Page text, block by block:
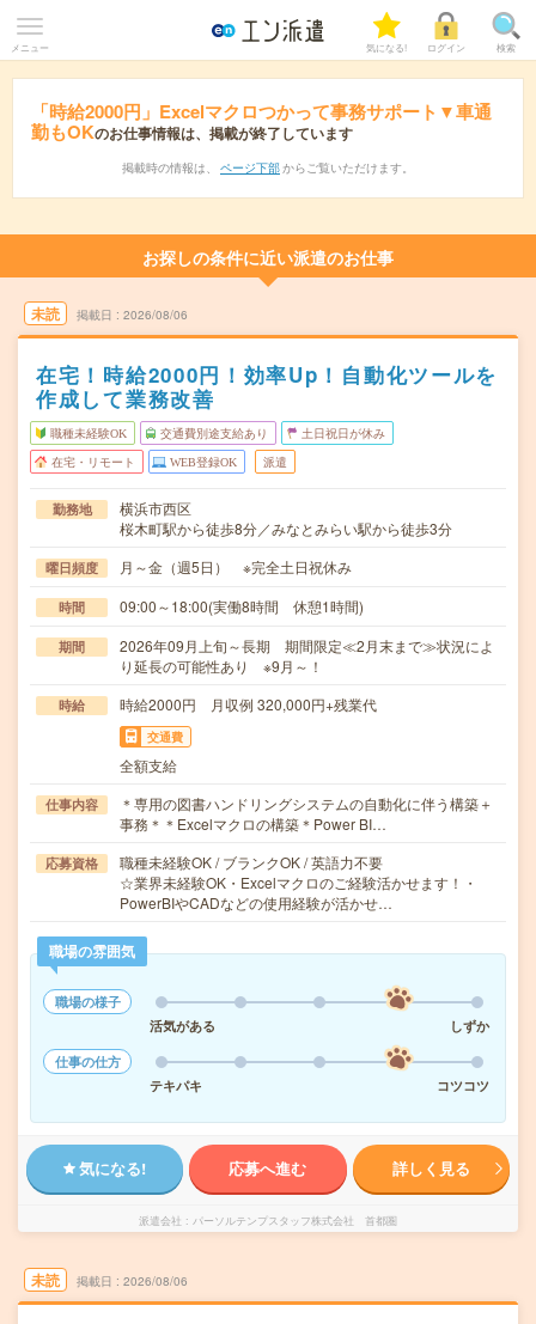
メニュー 気になる! ログイン 検索
「時給2000円」Excelマクロつかって事務サポート▼車通
勤もOKのお仕事情報は、掲載が終了しています
掲載時の情報は、 ページ下部 からご覧いただけます。
お探しの条件に近い派遣のお仕事
未読 掲載日 2026/08/06
在宅！時給2000円！効率Up！自動化ツールを
作成して業務改善
職種未経験OK 交通費別途支給あり 土日祝日が休み
在宅・リモート WEB登録OK 派遣
勤務地
横浜市西区
桜木町駅から徒歩8分／みなとみらい駅から徒歩3分
曜日頻度 月～金（週5日） ※完全土日祝休み
時間 09:00～18:00(実働8時間 休憩1時間)
期間
2026年09月上旬～長期 期間限定≪2月末まで≫状況によ
り延長の可能性あり ※9月～！
時給 時給2000円 月収例 320,000円+残業代
交通費
全額支給
仕事内容
＊専用の図書ハンドリングシステムの自動化に伴う構築＋
事務＊＊Excelマクロの構築＊Power BI…
応募資格
職種未経験OK / ブランクOK / 英語力不要
☆業界未経験OK・Excelマクロのご経験活かせます！・
PowerBIやCADなどの使用経験が活かせ…
職場の雰囲気
職場の様子
活気がある
しずか
仕事の仕方
テキパキ
コツコツ
気になる! 応募へ進む 詳しく見る
派遣会社 パーソルテンプスタッフ株式会社 首都圏
未読 掲載日 2026/08/06